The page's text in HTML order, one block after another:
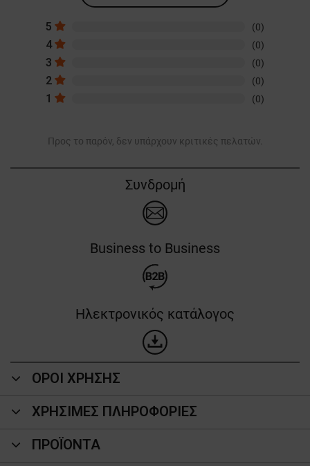
5 (0)
4 (0)
3 (0)
2 (0)
1 (0)
Προς το παρόν, δεν υπάρχουν κριτικές πελατών.
Συνδρομή
Business to Business
Ηλεκτρονικός κατάλογος
ΟΡΟΙ ΧΡΗΣΗΣ
ΧΡΗΣΙΜΕΣ ΠΛΗΡΟΦΟΡΙΕΣ
ΠΡΟΪΌΝΤΑ